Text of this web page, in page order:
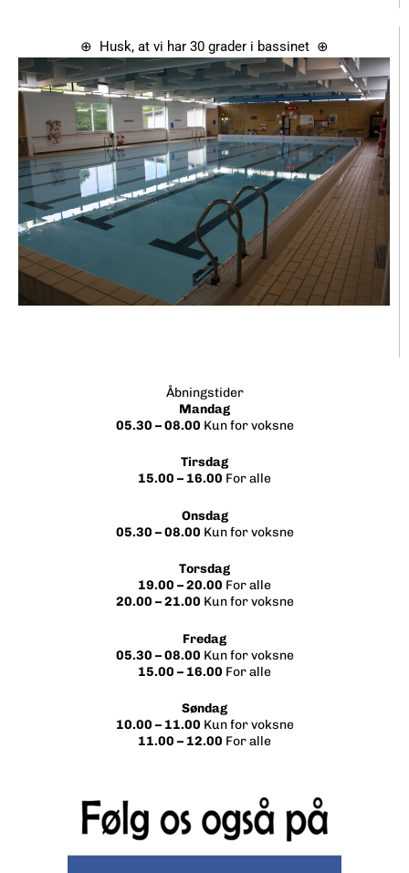
⊕ Husk, at vi har 30 grader i bassinet ⊕
Åbningstider
Mandag
05.30 – 08.00 Kun for voksne
Tirsdag
15.00 – 16.00 For alle
Onsdag
05.30 – 08.00 Kun for voksne
Torsdag
19.00 – 20.00 For alle
20.00 – 21.00 Kun for voksne
Fredag
05.30 – 08.00 Kun for voksne
15.00 – 16.00 For alle
Søndag
10.00 – 11.00 Kun for voksne
11.00 – 12.00 For alle